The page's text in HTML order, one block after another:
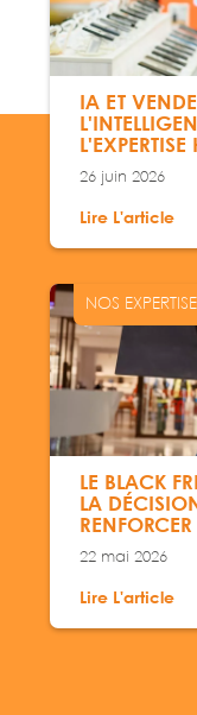
IA ET
IMPACTANTE
26 juin 2026
Lire L'article
NOS
LE BLACK
LA
RENFORCER
22 mai 2026
Lire L'article